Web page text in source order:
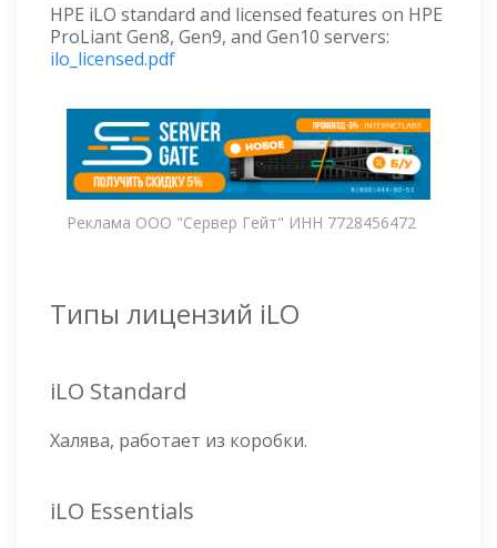
HPE iLO standard and licensed features on HPE
ProLiant Gen8, Gen9, and Gen10 servers:
ilo_licensed.pdf
Реклама ООО "Сервер Гейт" ИНН 7728456472
Типы лицензий iLO
iLO Standard
Халява, работает из коробки.
iLO Essentials